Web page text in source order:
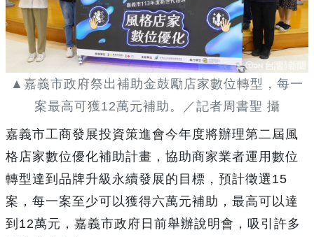
▲嘉義市政府祭出補助金鼓勵店家數位轉型，每一
案最高可獲12萬元補助。／記者周書聖 攝
嘉義市工商發展投資策進會今年度將辦理第二屆風
格店家數位優化補助計畫，協助商家業者運用數位
轉型達到品牌升級永續發展的目標，預計徵選15
案，每一案至少可以獲得六萬元補助，最高可以達
到12萬元，嘉義市政府日前舉辦說明會，吸引許多